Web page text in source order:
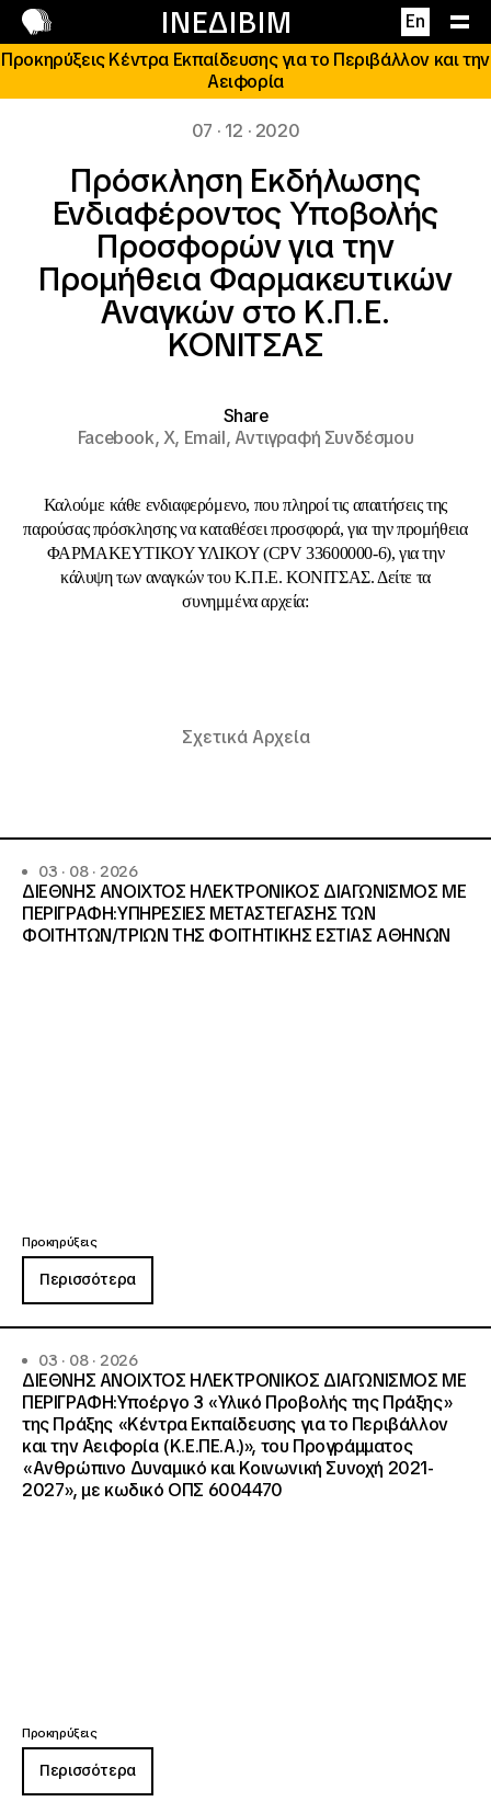
ΙΝΕΔΙΒΙΜ En
Επικοινωνία
Προκηρύξεις Κέντρα Εκπαίδευσης για το Περιβάλλον και την
Αειφορία
07 · 12 · 2020
Πρόσκληση Εκδήλωσης
Ενδιαφέροντος Υποβολής
Προσφορών για την
Προμήθεια Φαρμακευτικών
Αναγκών στο Κ.Π.Ε.
ΚΟΝΙΤΣΑΣ
Share
Facebook,X, Email,Αντιγραφή Συνδέσμου
Καλούμε κάθε ενδιαφερόμενο, που πληροί τις απαιτήσεις της
παρούσας πρόσκλησης να καταθέσει προσφορά, για την προμήθεια
ΦΑΡΜΑΚΕΥΤΙΚΟΥ ΥΛΙΚΟΥ (CPV 33600000-6), για την
κάλυψη των αναγκών του Κ.Π.Ε. ΚΟΝΙΤΣΑΣ. Δείτε τα
συνημμένα αρχεία:
Σχετικά Αρχεία
03 · 08 · 2026
ΔΙΕΘΝΗΣ ΑΝΟΙΧΤΟΣ ΗΛΕΚΤΡΟΝΙΚΟΣ ΔΙΑΓΩΝΙΣΜΟΣ ΜΕ
ΠΕΡΙΓΡΑΦΗ:ΥΠΗΡΕΣΙΕΣ METAΣΤΕΓΑΣΗΣ ΤΩΝ
ΦΟΙΤΗΤΩΝ/ΤΡΙΩΝ ΤΗΣ ΦΟΙΤΗΤΙΚΗΣ ΕΣΤΙΑΣ ΑΘΗΝΩΝ
Προκηρύξεις
Περισσότερα
03 · 08 · 2026
ΔΙΕΘΝΗΣ ΑΝΟΙΧΤΟΣ ΗΛΕΚΤΡΟΝΙΚΟΣ ΔΙΑΓΩΝΙΣΜΟΣ ΜΕ
ΠΕΡΙΓΡΑΦΗ:Υποέργο 3 «Υλικό Προβολής της Πράξης»
της Πράξης «Κέντρα Εκπαίδευσης για το Περιβάλλον
και την Αειφορία (Κ.Ε.ΠΕ.Α.)», του Προγράμματος
«Ανθρώπινο Δυναμικό και Κοινωνική Συνοχή 2021-
2027», με κωδικό ΟΠΣ 6004470
Προκηρύξεις
Περισσότερα